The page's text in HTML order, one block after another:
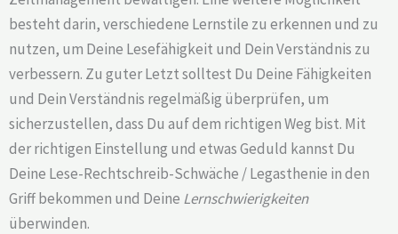
besteht darin, verschiedene Lernstile zu erkennen und zu
nutzen, um Deine Lesefähigkeit und Dein Verständnis zu
verbessern. Zu guter Letzt solltest Du Deine Fähigkeiten
und Dein Verständnis regelmäßig überprüfen, um
sicherzustellen, dass Du auf dem richtigen Weg bist. Mit
der richtigen Einstellung und etwas Geduld kannst Du
Deine Lese-Rechtschreib-Schwäche / Legasthenie in den
Griff bekommen und Deine Lernschwierigkeiten
überwinden.